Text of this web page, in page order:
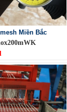
Miền Bắc